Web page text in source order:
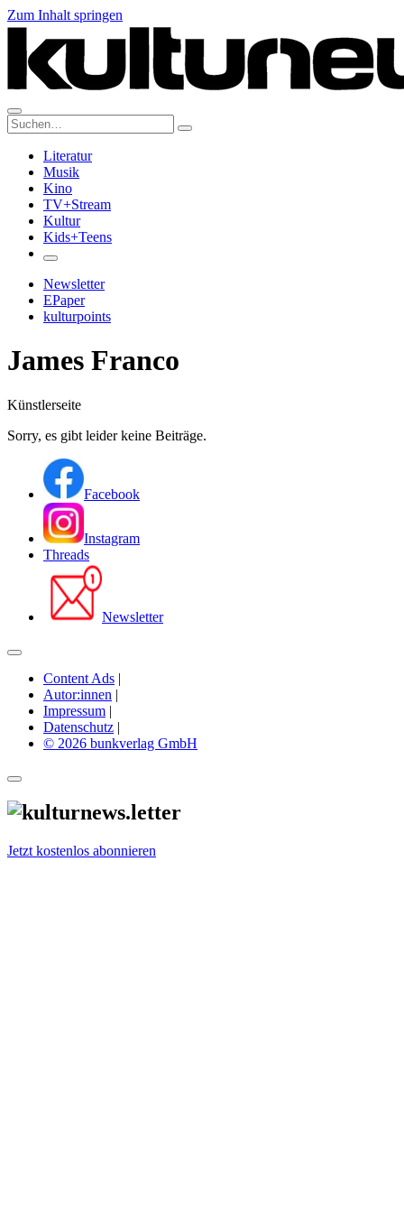
Zum Inhalt springen
Suche:
Literatur
Musik
Kino
TV+Stream
Kultur
Kids+Teens
Newsletter
EPaper
kulturpoints
James Franco
Künstlerseite
Sorry, es gibt leider keine Beiträge.
Facebook
Instagram
Threads
Newsletter
Content Ads |
Autor:innen |
Impressum |
Datenschutz |
© 2026 bunkverlag GmbH
Jetzt kostenlos abonnieren